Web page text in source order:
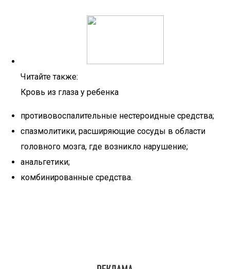
Читайте также:
Кровь из глаза у ребенка
противовоспалительные нестероидные средства;
спазмолитики, расширяющие сосуды в области
головного мозга, где возникло нарушение;
анальгетики;
комбинированные средства.